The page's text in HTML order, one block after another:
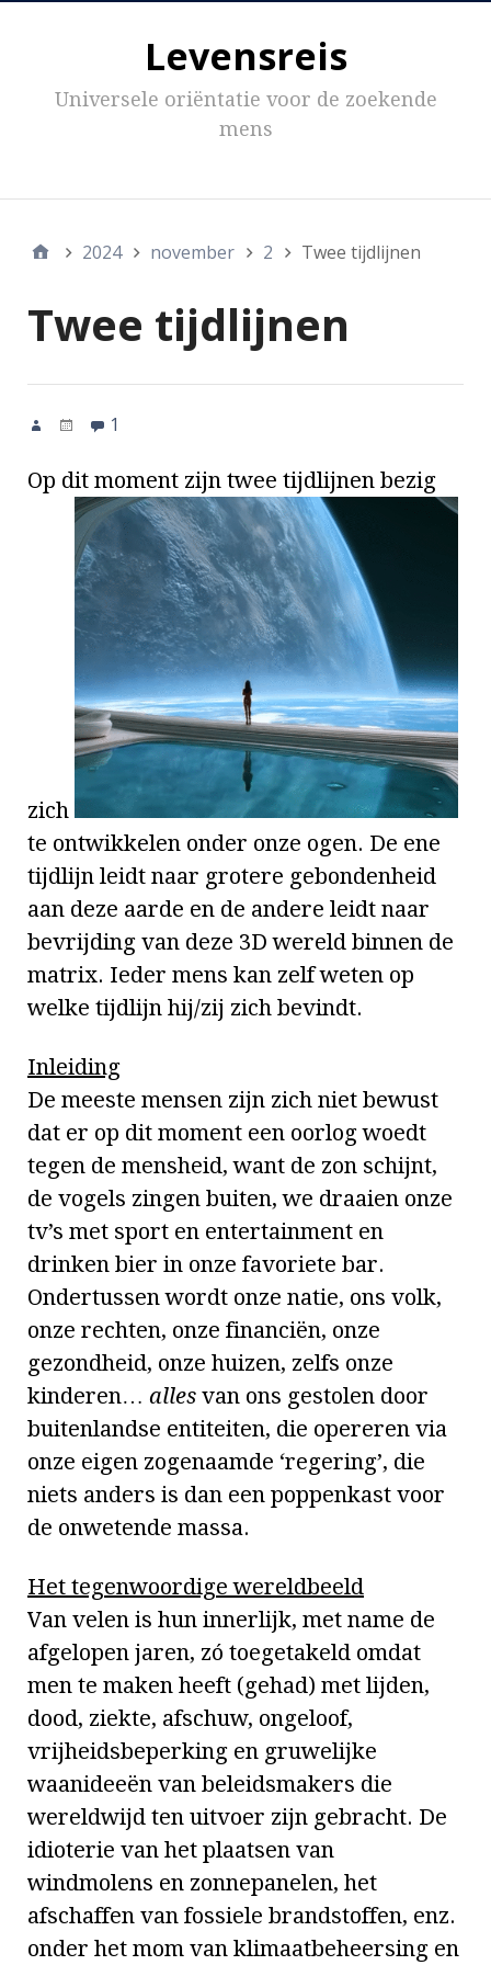
Levensreis
Universele oriëntatie voor de zoekende
mens
2024 november 2 Twee tijdlijnen
Twee tijdlijnen
1
Op dit moment zijn twee tijdlijnen bezig
zich
te ontwikkelen onder onze ogen. De ene
tijdlijn leidt naar grotere gebondenheid
aan deze aarde en de andere leidt naar
bevrijding van deze 3D wereld binnen de
matrix. Ieder mens kan zelf weten op
welke tijdlijn hij/zij zich bevindt.
Inleiding
De meeste mensen zijn zich niet bewust
dat er op dit moment een oorlog woedt
tegen de mensheid, want de zon schijnt,
de vogels zingen buiten, we draaien onze
tv’s met sport en entertainment en
drinken bier in onze favoriete bar.
Ondertussen wordt onze natie, ons volk,
onze rechten, onze financiën, onze
gezondheid, onze huizen, zelfs onze
kinderen… alles van ons gestolen door
buitenlandse entiteiten, die opereren via
onze eigen zogenaamde ‘regering’, die
niets anders is dan een poppenkast voor
de onwetende massa.
Het tegenwoordige wereldbeeld
Van velen is hun innerlijk, met name de
afgelopen jaren, zó toegetakeld omdat
men te maken heeft (gehad) met lijden,
dood, ziekte, afschuw, ongeloof,
vrijheidsbeperking en gruwelijke
waanideeën van beleidsmakers die
wereldwijd ten uitvoer zijn gebracht. De
idioterie van het plaatsen van
windmolens en zonnepanelen, het
afschaffen van fossiele brandstoffen, enz.
onder het mom van klimaatbeheersing en